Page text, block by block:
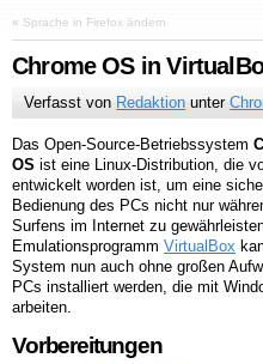
« Sprache in Firefox ändern
Chrome OS in
Verfasst von Redaktion unter
Das Open-Source-Betriebssystem
OS ist eine Linux-Distribution, die
entwickelt worden ist, um eine
Bedienung des PCs nicht nur
Surfens im Internet zu
Emulationsprogramm VirtualBox
System nun auch ohne großen
PCs installiert werden, die mit
arbeiten.
Vorbereitungen